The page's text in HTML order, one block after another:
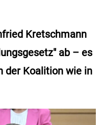
Kretschmann
ab – es
der Koalition wie in